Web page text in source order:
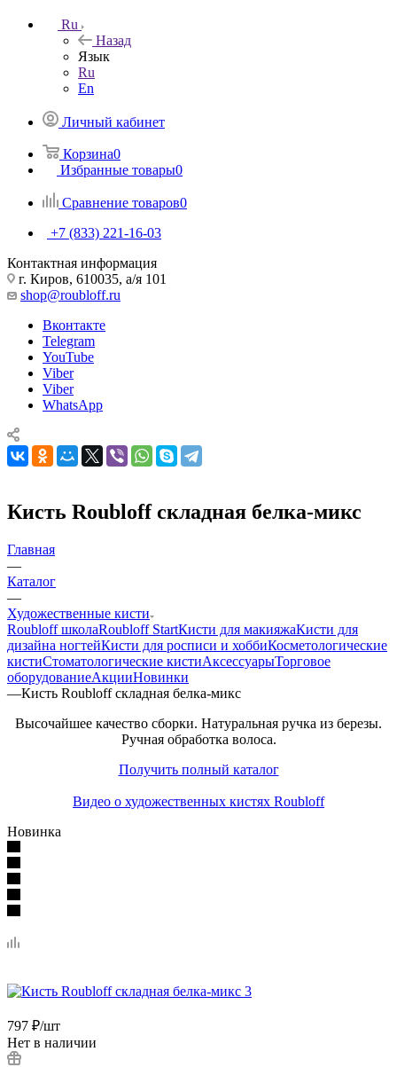
Ru
Назад
Язык
Ru
En
Личный кабинет
Корзина0
Избранные товары0
Сравнение товаров0
+7 (833) 221-16-03
Контактная информация
г. Киров, 610035, а/я 101
shop@roubloff.ru
Вконтакте
Telegram
YouTube
Viber
Viber
WhatsApp
Кисть Roubloff складная белка-микс
Главная
—
Каталог
—
Художественные кисти
Roubloff школаRoubloff StartКисти для макияжаКисти для
дизайна ногтейКисти для росписи и хоббиКосметологические
кистиСтоматологические кистиАксессуарыТорговое
оборудованиеАкцииНовинки
—Кисть Roubloff складная белка-микс
Высочайшее качество сборки. Натуральная ручка из березы.
Ручная обработка волоса.
Получить полный каталог
Видео о художественных кистях Roubloff
Новинка
797 ₽/шт
Нет в наличии